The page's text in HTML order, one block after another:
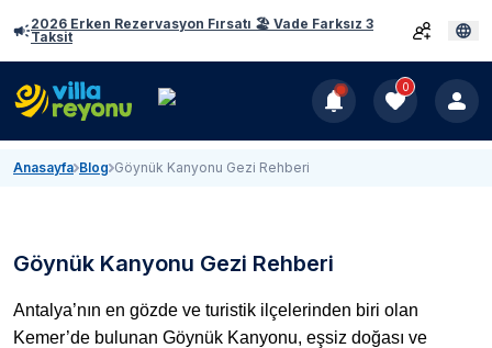
2026 Erken Rezervasyon Fırsatı 🏖️ Vade Farksız 3
Taksit
0
Anasayfa Blog Göynük Kanyonu Gezi Rehberi
Göynük Kanyonu Gezi Rehberi
Antalya’nın en gözde ve turistik ilçelerinden biri olan
Kemer’de bulunan Göynük Kanyonu, eşsiz doğası ve